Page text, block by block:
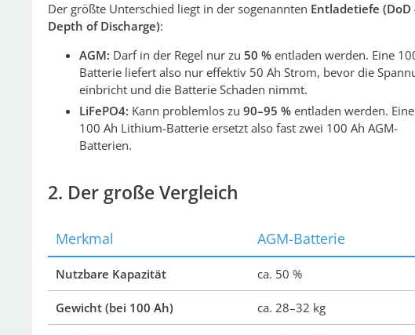
Der größte Unterschied liegt in der sogenannten Entladetiefe (DoD
Depth of Discharge):
AGM: Darf in der Regel nur zu 50 % entladen werden. Eine
Batterie liefert also nur effektiv 50 Ah Strom, bevor die
einbricht und die Batterie Schaden nimmt.
LiFePO4: Kann problemlos zu 90–95 % entladen werden. Eine
100 Ah Lithium-Batterie ersetzt also fast zwei 100 Ah AGM-
Batterien.
2. Der große Vergleich
Merkmal AGM-Batterie
Nutzbare Kapazität ca. 50 %
Gewicht (bei 100 Ah) ca. 28–32 kg